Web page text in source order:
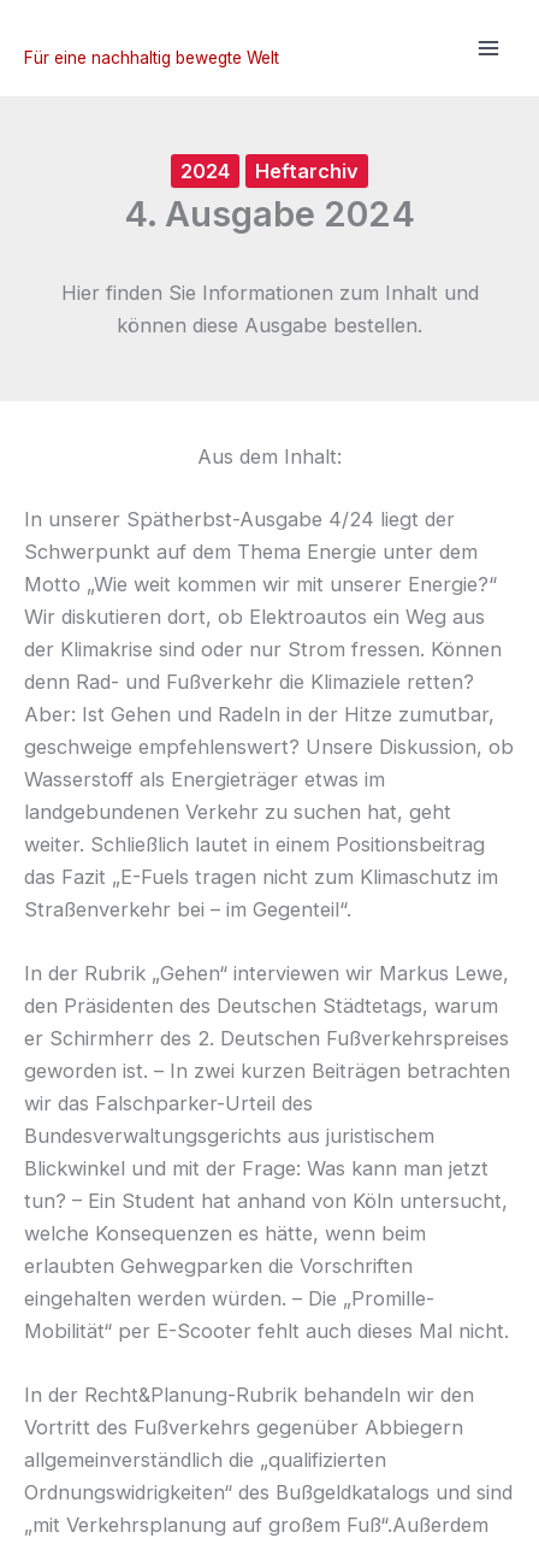
InhaltFür eine nachhaltig bewegte Welt
2024 Heftarchiv
4. Ausgabe 2024
Hier finden Sie Informationen zum Inhalt und
können diese Ausgabe bestellen.
Aus dem Inhalt:
In unserer Spätherbst-Ausgabe 4/24 liegt der
Schwerpunkt auf dem Thema Energie unter dem
Motto „Wie weit kommen wir mit unserer Energie?“
Wir diskutieren dort, ob Elektroautos ein Weg aus
der Klimakrise sind oder nur Strom fressen. Können
denn Rad- und Fußverkehr die Klimaziele retten?
Aber: Ist Gehen und Radeln in der Hitze zumutbar,
geschweige empfehlenswert? Unsere Diskussion, ob
Wasserstoff als Energieträger etwas im
landgebundenen Verkehr zu suchen hat, geht
weiter. Schließlich lautet in einem Positionsbeitrag
das Fazit „E-Fuels tragen nicht zum Klimaschutz im
Straßenverkehr bei – im Gegenteil“.
In der Rubrik „Gehen“ interviewen wir Markus Lewe,
den Präsidenten des Deutschen Städtetags, warum
er Schirmherr des 2. Deutschen Fußverkehrspreises
geworden ist. – In zwei kurzen Beiträgen betrachten
wir das Falschparker-Urteil des
Bundesverwaltungsgerichts aus juristischem
Blickwinkel und mit der Frage: Was kann man jetzt
tun? – Ein Student hat anhand von Köln untersucht,
welche Konsequenzen es hätte, wenn beim
erlaubten Gehwegparken die Vorschriften
eingehalten werden würden. – Die „Promille-
Mobilität“ per E-Scooter fehlt auch dieses Mal nicht.
In der Recht&Planung-Rubrik behandeln wir den
Vortritt des Fußverkehrs gegenüber Abbiegern
allgemeinverständlich die „qualifizierten
Ordnungswidrigkeiten“ des Bußgeldkatalogs und sind
„mit Verkehrsplanung auf großem Fuß“.Außerdem